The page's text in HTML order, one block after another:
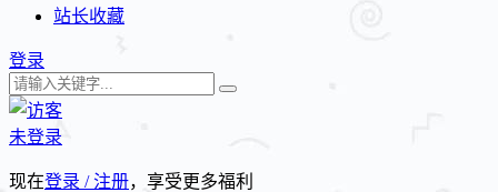
站长收藏
登录
未登录
现在登录 / 注册，享受更多福利